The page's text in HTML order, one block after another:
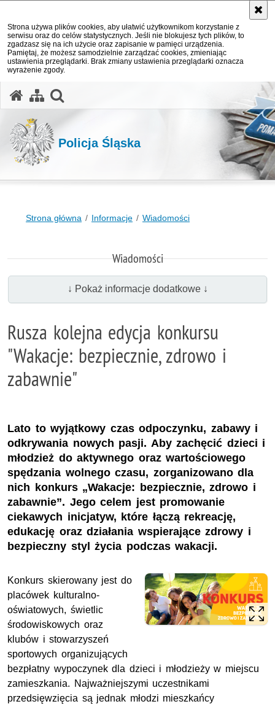
Strona używa plików cookies, aby ułatwić użytkownikom korzystanie z
serwisu oraz do celów statystycznych. Jeśli nie blokujesz tych plików, to
zgadzasz się na ich użycie oraz zapisanie w pamięci urządzenia.
Pamiętaj, że możesz samodzielnie zarządzać cookies, zmieniając
ustawienia przeglądarki. Brak zmiany ustawienia przeglądarki oznacza
wyrażenie zgody.
Policja Śląska
Strona główna Informacje Wiadomości
Wiadomości
↓ Pokaż informacje dodatkowe ↓
Rusza kolejna edycja konkursu
"Wakacje: bezpiecznie, zdrowo i
zabawnie"
Lato to wyjątkowy czas odpoczynku, zabawy i
odkrywania nowych pasji. Aby zachęcić dzieci i
młodzież do aktywnego oraz wartościowego
spędzania wolnego czasu, zorganizowano dla
nich konkurs „Wakacje: bezpiecznie, zdrowo i
zabawnie”. Jego celem jest promowanie
ciekawych inicjatyw, które łączą rekreację,
edukację oraz działania wspierające zdrowy i
bezpieczny styl życia podczas wakacji.
Konkurs skierowany jest do
placówek kulturalno-
oświatowych, świetlic
środowiskowych oraz
klubów i stowarzyszeń
sportowych organizujących
bezpłatny wypoczynek dla dzieci i młodzieży w miejscu
zamieszkania. Najważniejszymi uczestnikami
przedsięwzięcia są jednak młodzi mieszkańcy